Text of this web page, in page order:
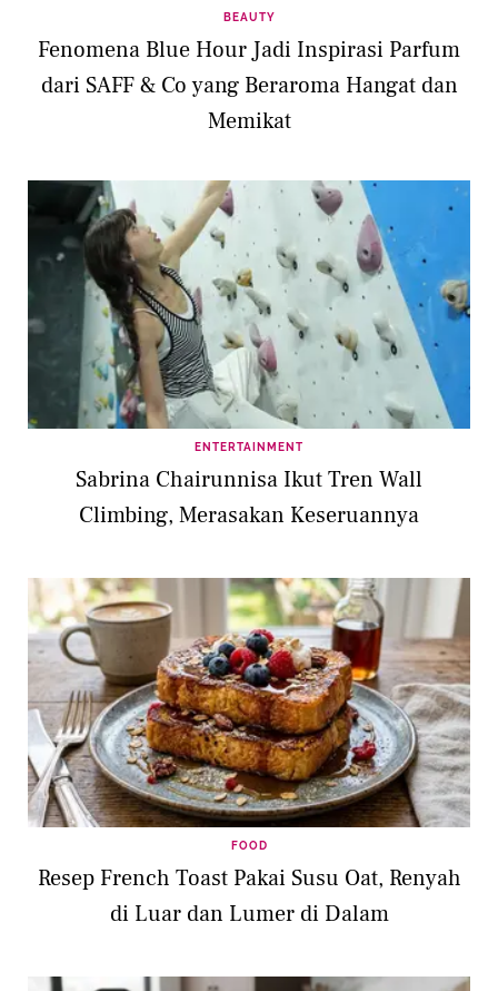
BEAUTY
Fenomena Blue Hour Jadi Inspirasi Parfum
dari SAFF & Co yang Beraroma Hangat dan
Memikat
ENTERTAINMENT
Sabrina Chairunnisa Ikut Tren Wall
Climbing, Merasakan Keseruannya
FOOD
Resep French Toast Pakai Susu Oat, Renyah
di Luar dan Lumer di Dalam